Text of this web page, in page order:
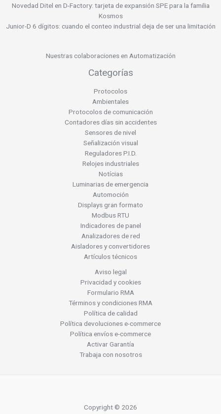
Novedad Ditel en D-Factory: tarjeta de expansión SPE para la familia
Kosmos
Junior-D 6 dígitos: cuando el conteo industrial deja de ser una limitación
Nuestras colaboraciones en Automatización
Categorías
Protocolos
Ambientales
Protocolos de comunicación
Contadores días sin accidentes
Sensores de nivel
Señalización visual
Reguladores P.I.D.
Relojes industriales
Notícias
Luminarias de emergencia
Automoción
Displays gran formato
Modbus RTU
Indicadores de panel
Analizadores de red
Aisladores y convertidores
Artículos técnicos
Aviso legal
Privacidad y cookies
Formulario RMA
Términos y condiciones RMA
Política de calidad
Política devoluciones e-commerce
Política envíos e-commerce
Activar Garantía
Trabaja con nosotros
Copyright © 2026